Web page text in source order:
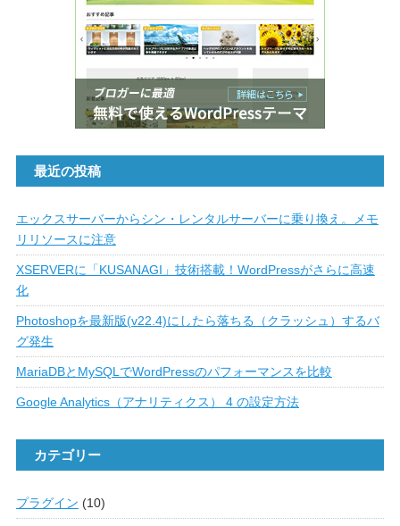
最近の投稿
エックスサーバーからシン・レンタルサーバーに乗り換え。メモ
リリソースに注意
XSERVERに「KUSANAGI」技術搭載！WordPressがさらに高速
化
Photoshopを最新版(v22.4)にしたら落ちる（クラッシュ）するバ
グ発生
MariaDBとMySQLでWordPressのパフォーマンスを比較
Google Analytics（アナリティクス） 4 の設定方法
カテゴリー
プラグイン (10)